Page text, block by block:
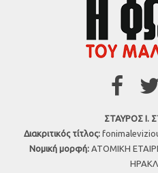
ΣΤΑΥΡΟΣ Ι.
Διακριτικός τίτλος:
Νομική μορφή: ΑΤΟΜΙΚΗ